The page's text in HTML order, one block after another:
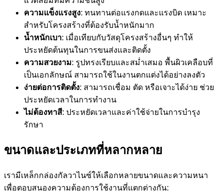
ความแข็งแรงสูง: ทนทานต่อแรงกดและแรงบิด เหมาะ
สำหรับโครงสร้างที่ต้องรับน้ำหนักมาก
น้ำหนักเบา: เมื่อเทียบกับวัสดุโครงสร้างอื่นๆ ทำให้
ประหยัดต้นทุนในการขนส่งและติดตั้ง
ความสวยงาม: รูปทรงเรียบและสม่ำเสมอ พื้นผิวเคลือบที่
เป็นเอกลักษณ์ สามารถใช้ในงานตกแต่งได้อย่างลงตัว
ง่ายต่อการติดตั้ง: สามารถเชื่อม ตัด หรือเจาะได้ง่าย ช่วย
ประหยัดเวลาในการทำงาน
ไม่ต้องทาสี: ประหยัดเวลาและค่าใช้จ่ายในการบำรุง
รักษา
ขนาดและประเภทที่หลากหลาย
เรามีเหล็กกล่องกัลวาไนซ์ให้เลือกหลายขนาดและความหนา
เพื่อตอบสนองความต้องการใช้งานที่แตกต่างกัน: